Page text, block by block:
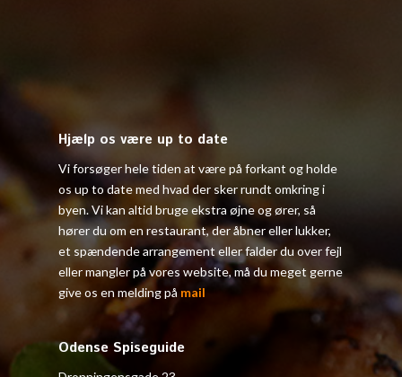
Hjælp os være up to date
Vi forsøger hele tiden at være på forkant og holde
os up to date med hvad der sker rundt omkring i
byen. Vi kan altid bruge ekstra øjne og ører, så
hører du om en restaurant, der åbner eller lukker,
et spændende arrangement eller falder du over fejl
eller mangler på vores website, må du meget gerne
give os en melding på mail
Odense Spiseguide